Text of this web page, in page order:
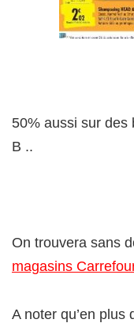
50% aussi sur des
B ..
On trouvera sans
magasins
A noter qu’en